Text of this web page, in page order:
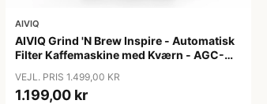
AIVIQ
AIVIQ Grind 'N Brew Inspire - Automatisk
Filter Kaffemaskine med Kværn - AGC-
VEJL. PRIS 1.499,00 KR
1.199,00 kr